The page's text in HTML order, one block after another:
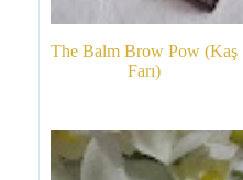
The Balm Brow Pow (Kaş
Farı)